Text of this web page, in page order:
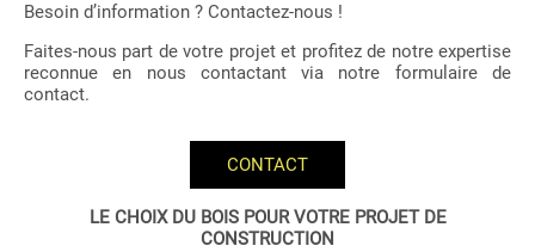
Besoin d’information ? Contactez-nous !
Faites-nous part de votre projet et profitez de notre expertise
reconnue en nous contactant via notre formulaire de
contact.
CONTACT
LE CHOIX DU BOIS POUR VOTRE PROJET DE
CONSTRUCTION